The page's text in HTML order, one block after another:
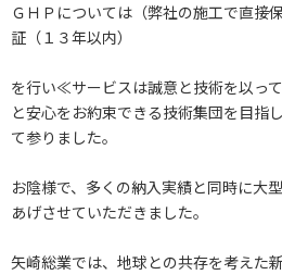
ＧＨＰについては（弊社の施工で直接
証（１３年以内）
を行い≪サービスは誠意と技術を以っ
と安心をお約束できる技術集団を目指
て参りました。
お陰様で、多くの納入実績と同時に大
あげさせていただきました。
矢崎総業では、地球との共存を考えた